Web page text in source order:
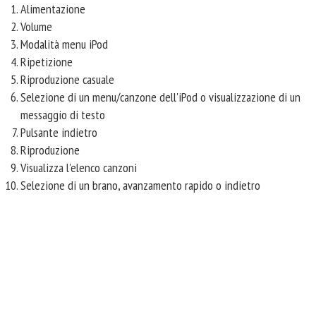
Alimentazione
Volume
Modalità menu iPod
Ripetizione
Riproduzione casuale
Selezione di un menu/canzone dell'iPod o visualizzazione di un
messaggio di testo
Pulsante indietro
Riproduzione
Visualizza l'elenco canzoni
Selezione di un brano, avanzamento rapido o indietro